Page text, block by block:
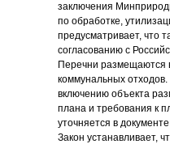
заключения
по обработке,
предусматривает, что
согласованию с
Перечни размещаются
коммунальных
включению объекта
плана и требования к
уточняется в
Закон устанавливает,